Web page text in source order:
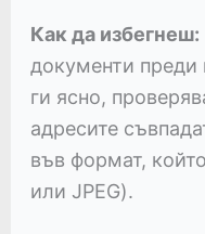
Как да избегнеш:
документи преди
ги ясно,
адресите
във формат,
или JPEG).